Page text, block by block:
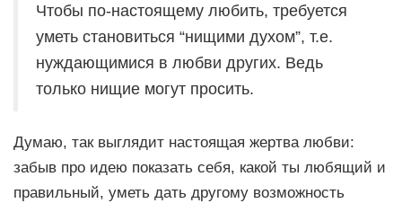
Чтобы по-настоящему любить, требуется
уметь становиться “нищими духом”, т.е.
нуждающимися в любви других. Ведь
только нищие могут просить.
Думаю, так выглядит настоящая жертва любви:
забыв про идею показать себя, какой ты любящий и
правильный, уметь дать другому возможность